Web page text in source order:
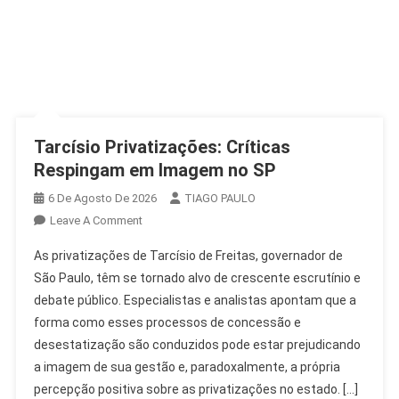
Tarcísio Privatizações: Críticas
Respingam em Imagem no SP
6 De Agosto De 2026
TIAGO PAULO
Leave A CommentOn
Privatizações:
Críticas
Respingam
Em
Imagem
No
SP
As privatizações de Tarcísio de Freitas, governador de
São Paulo, têm se tornado alvo de crescente escrutínio e
debate público. Especialistas e analistas apontam que a
forma como esses processos de concessão e
desestatização são conduzidos pode estar prejudicando
a imagem de sua gestão e, paradoxalmente, a própria
percepção positiva sobre as privatizações no estado. […]